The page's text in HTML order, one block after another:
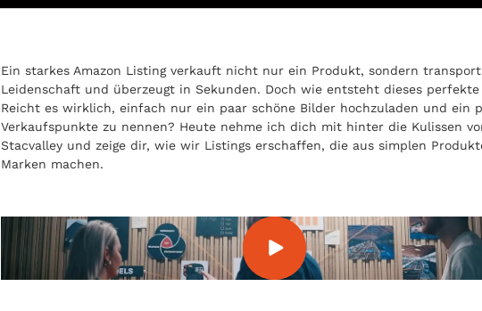
Ein starkes Amazon Listing verkauft nicht nur ein Produkt, sondern
Leidenschaft und überzeugt in Sekunden. Doch wie entsteht dieses perfekte
Reicht es wirklich, einfach nur ein paar schöne Bilder hochzuladen und ein
Verkaufspunkte zu nennen? Heute nehme ich dich mit hinter die Kulissen
Stacvalley und zeige dir, wie wir Listings erschaffen, die aus simplen
Marken machen.